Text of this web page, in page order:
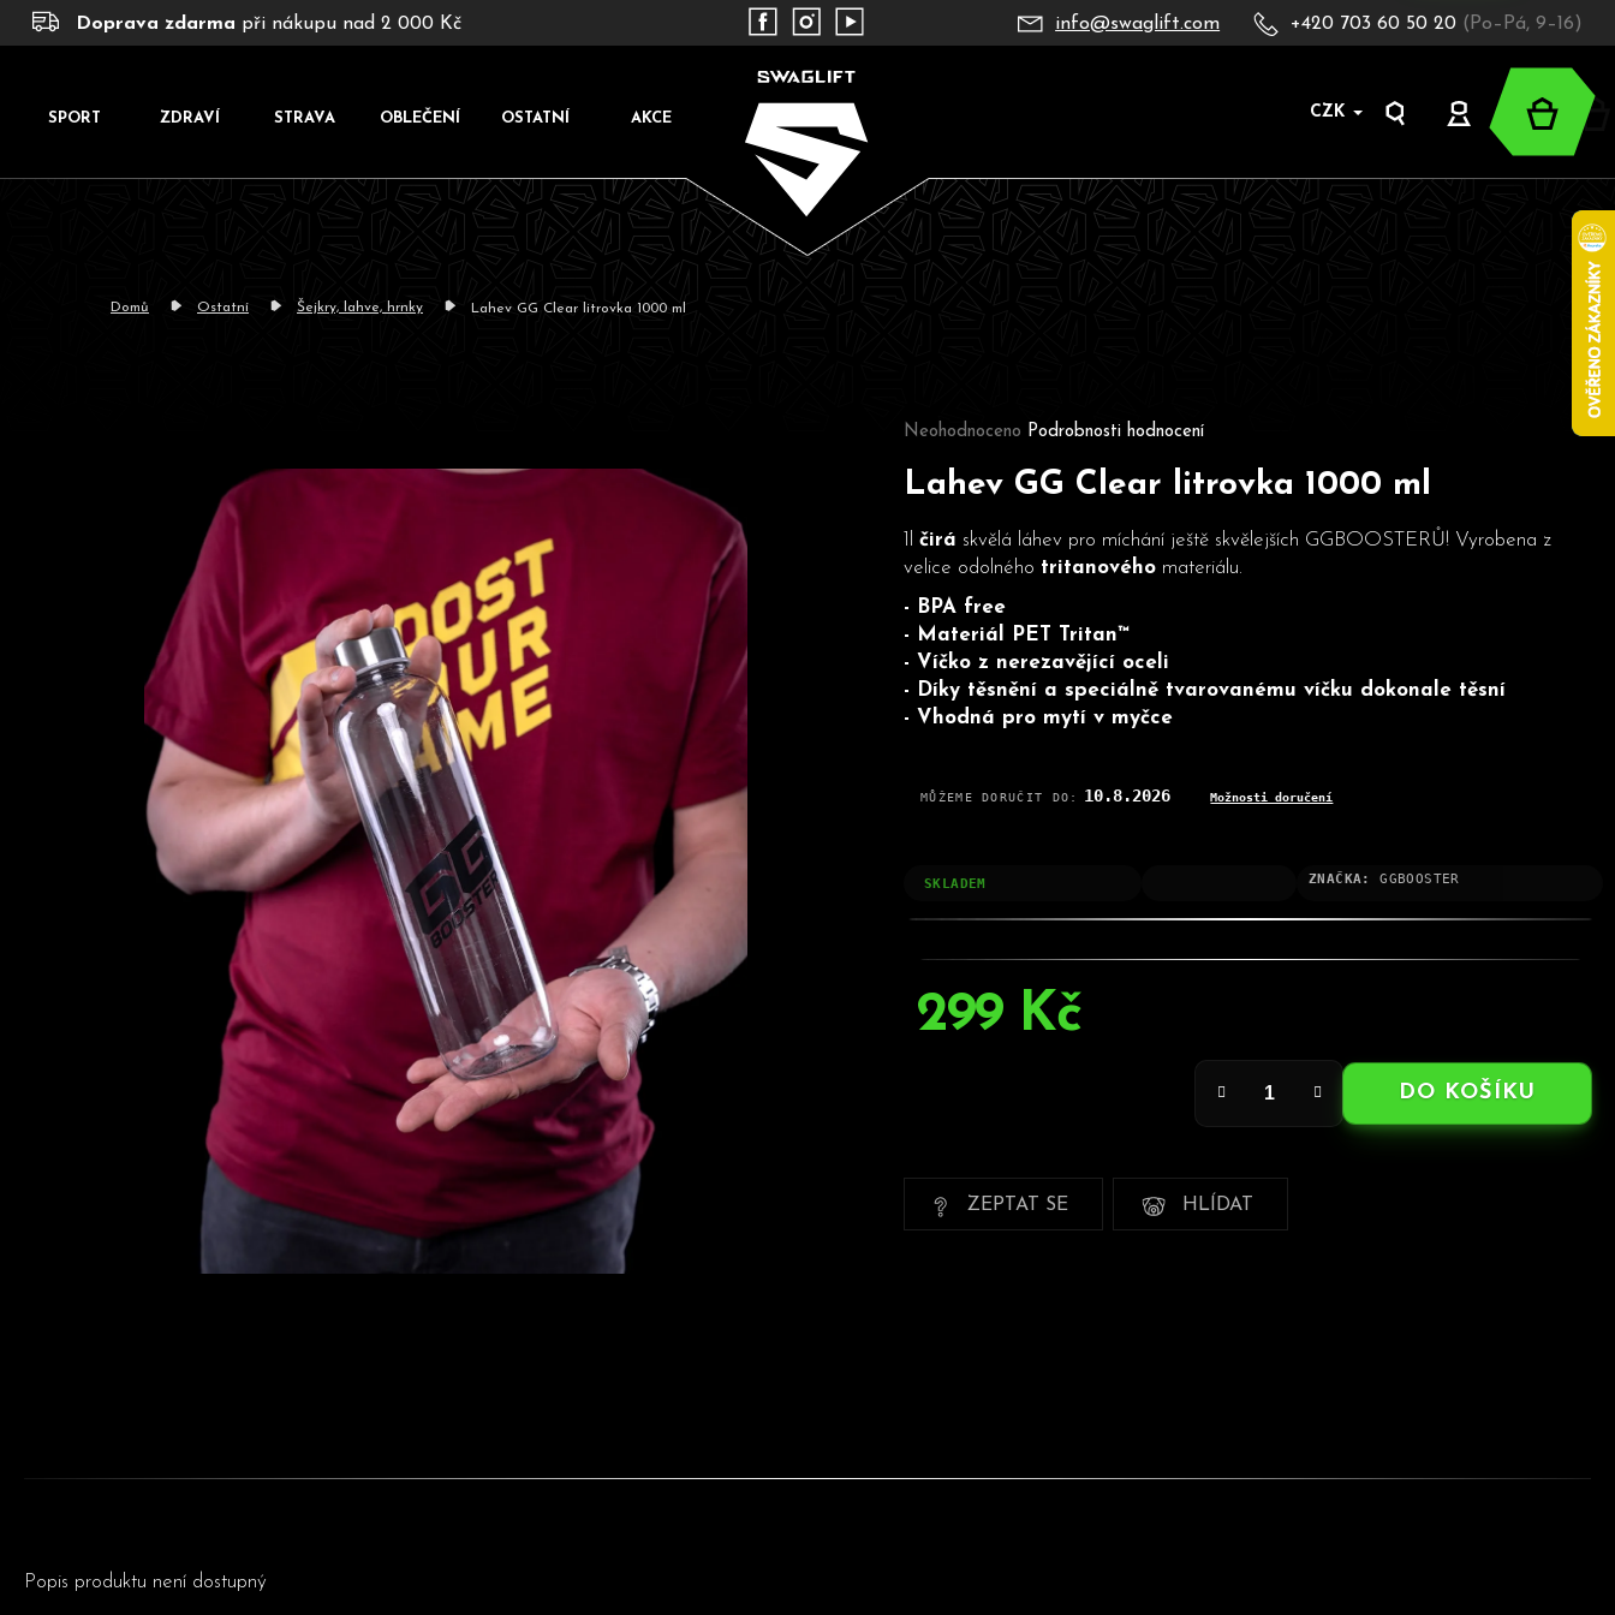
Přejít
Doprava zdarma při nákupu nad 2 000 Kč info@swaglift.com +420 703 60 50 20 (Po–Pá, 9–16)
SPORT ZDRAVÍ STRAVA OBLEČENÍ OSTATNÍ AKCE CZK
Hledat
Přihlášení
košík
Domů Ostatní Šejkry, lahve, hrnky Lahev GG Clear litrovka 1000 ml
Neohodnoceno Podrobnosti hodnocení
Lahev GG Clear litrovka 1000 ml
čirá skvělá láhev pro míchání ještě skvělejších GGBOOSTERŮ! Vyrobena z
velice odolného tritanového materiálu.
- BPA free
- Materiál PET Tritan™
- Víčko z nerezavějící oceli
- Díky těsnění a speciálně tvarovanému víčku dokonale těsní
- Vhodná pro mytí v myčce
MŮŽEME DORUČIT DO: 10.8.2026 Možnosti doručení
SKLADEM ZNAČKA:GGBOOSTER
299 Kč
DO KOŠÍKU
ZEPTAT SE HLÍDAT
Popis produktu není dostupný
o
HLEDAT
Doporučujeme